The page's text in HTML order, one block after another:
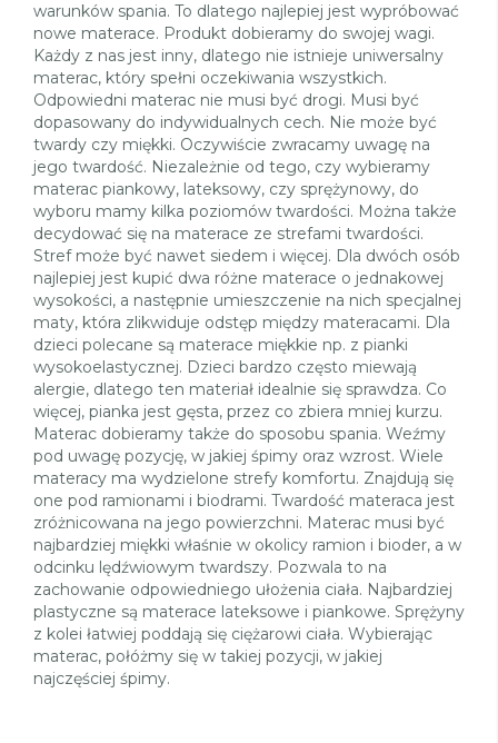
warunków spania. To dlatego najlepiej jest wypróbować
nowe materace. Produkt dobieramy do swojej wagi.
Każdy z nas jest inny, dlatego nie istnieje uniwersalny
materac, który spełni oczekiwania wszystkich.
Odpowiedni materac nie musi być drogi. Musi być
dopasowany do indywidualnych cech. Nie może być
twardy czy miękki. Oczywiście zwracamy uwagę na
jego twardość. Niezależnie od tego, czy wybieramy
materac piankowy, lateksowy, czy sprężynowy, do
wyboru mamy kilka poziomów twardości. Można także
decydować się na materace ze strefami twardości.
Stref może być nawet siedem i więcej. Dla dwóch osób
najlepiej jest kupić dwa różne materace o jednakowej
wysokości, a następnie umieszczenie na nich specjalnej
maty, która zlikwiduje odstęp między materacami. Dla
dzieci polecane są materace miękkie np. z pianki
wysokoelastycznej. Dzieci bardzo często miewają
alergie, dlatego ten materiał idealnie się sprawdza. Co
więcej, pianka jest gęsta, przez co zbiera mniej kurzu.
Materac dobieramy także do sposobu spania. Weźmy
pod uwagę pozycję, w jakiej śpimy oraz wzrost. Wiele
materacy ma wydzielone strefy komfortu. Znajdują się
one pod ramionami i biodrami. Twardość materaca jest
zróżnicowana na jego powierzchni. Materac musi być
najbardziej miękki właśnie w okolicy ramion i bioder, a w
odcinku lędźwiowym twardszy. Pozwala to na
zachowanie odpowiedniego ułożenia ciała. Najbardziej
plastyczne są materace lateksowe i piankowe. Sprężyny
z kolei łatwiej poddają się ciężarowi ciała. Wybierając
materac, połóżmy się w takiej pozycji, w jakiej
najczęściej śpimy.